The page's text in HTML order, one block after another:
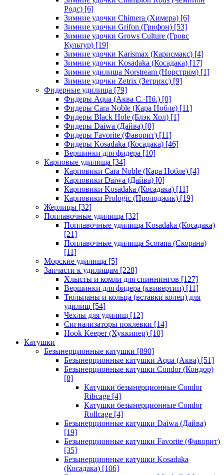
Родс) [6]
Зимние удочки Chimera (Химера) [6]
Зимние удочки Grifon (Грифон) [53]
Зимние удочки Grows Culture (Гровс
Культур) [19]
Зимние удочки Karismax (Карисмакс) [4]
Зимние удочки Kosadaka (Косадака) [17]
Зимние удилища Norstream (Норстрим) [1]
Зимние удочки Zetrix (Зетрикс) [9]
Фидерные удилища [79]
Фидеры Aqua (Аква С.-Пб.) [0]
Фидеры Cara Noble (Кара Нобле) [11]
Фидеры Black Hole (Блэк Хол) [1]
Фидеры Daiwa (Дайва) [0]
Фидеры Favorite (Фаворит) [11]
Фидеры Kosadaka (Косадака) [46]
Вершинки для фидера [10]
Карповые удилища [34]
Карповики Cara Noble (Кара Нобле) [4]
Карповики Daiwa (Дайва) [0]
Карповики Kosadaka (Косадака) [11]
Карповики Prologic (Пролоджик) [19]
Жерлицы [32]
Поплавочные удилища [32]
Поплавочные удилища Kosadaka (Косадака)
[21]
Поплавочные удилища Scorana (Скорана)
[11]
Морские удилища [5]
Запчасти к удилищам [228]
Хлысты и комли для спиннингов [127]
Вершинки для фидера (квивертип) [11]
Тюльпаны и кольца (вставки колец) для
удилищ [54]
Чехлы для удилищ [12]
Сигнализаторы поклевки [14]
Hook Keeper (Хуккипер) [10]
Катушки
Безынерционные катушки [890]
Безынерционные катушки Aqua (Аква) [51]
Безынерционные катушки Condor (Кондор)
[8]
Катушки безынерционные Condor
Ribcage [4]
Катушки безынерционные Condor
Rollcage [4]
Безынерционные катушки Daiwa (Дайва)
[19]
Безынерционные катушки Favorite (Фаворит)
[35]
Безынерционные катушки Kosadaka
(Косадака) [106]